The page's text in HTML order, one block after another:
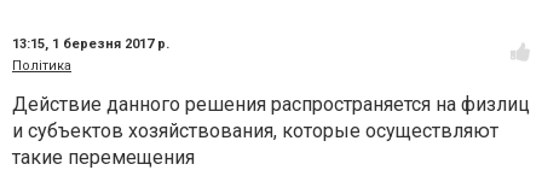
13:15, 1 березня 2017 р.
Політика
Действие данного решения распространяется на физлиц
и субъектов хозяйствования, которые осуществляют
такие перемещения